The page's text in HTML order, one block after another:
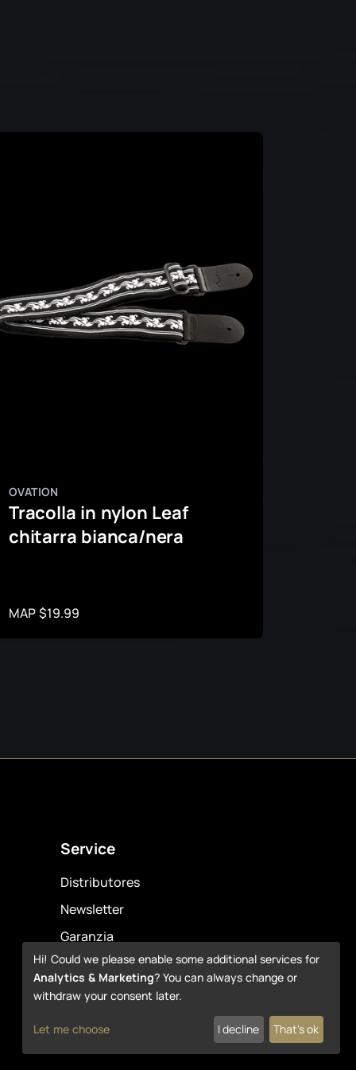
OVATION
Tracolla in nylon Leaf
chitarra bianca/nera
MAP $19.99
Service
Distributores
Newsletter
Garanzia
Downloads
Hi! Could we please enable some additional services for
Analytics & Marketing? You can always change or
withdraw your consent later.
Let me choose I decline That's ok